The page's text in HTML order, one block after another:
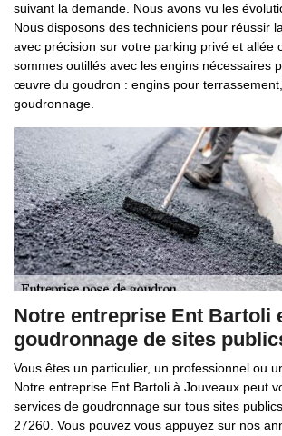
suivant la demande. Nous avons vu les
Nous disposons des techniciens pour réussir
avec précision sur votre parking privé et allée
sommes outillés avec les engins nécessaires
œuvre du goudron : engins pour
goudronnage.
Notre entreprise Ent Bartoli
goudronnage de sites
Vous êtes un particulier, un professionnel ou
Notre entreprise Ent Bartoli à Jouveaux peut
services de goudronnage sur tous sites
27260. Vous pouvez vous appuyez sur nos